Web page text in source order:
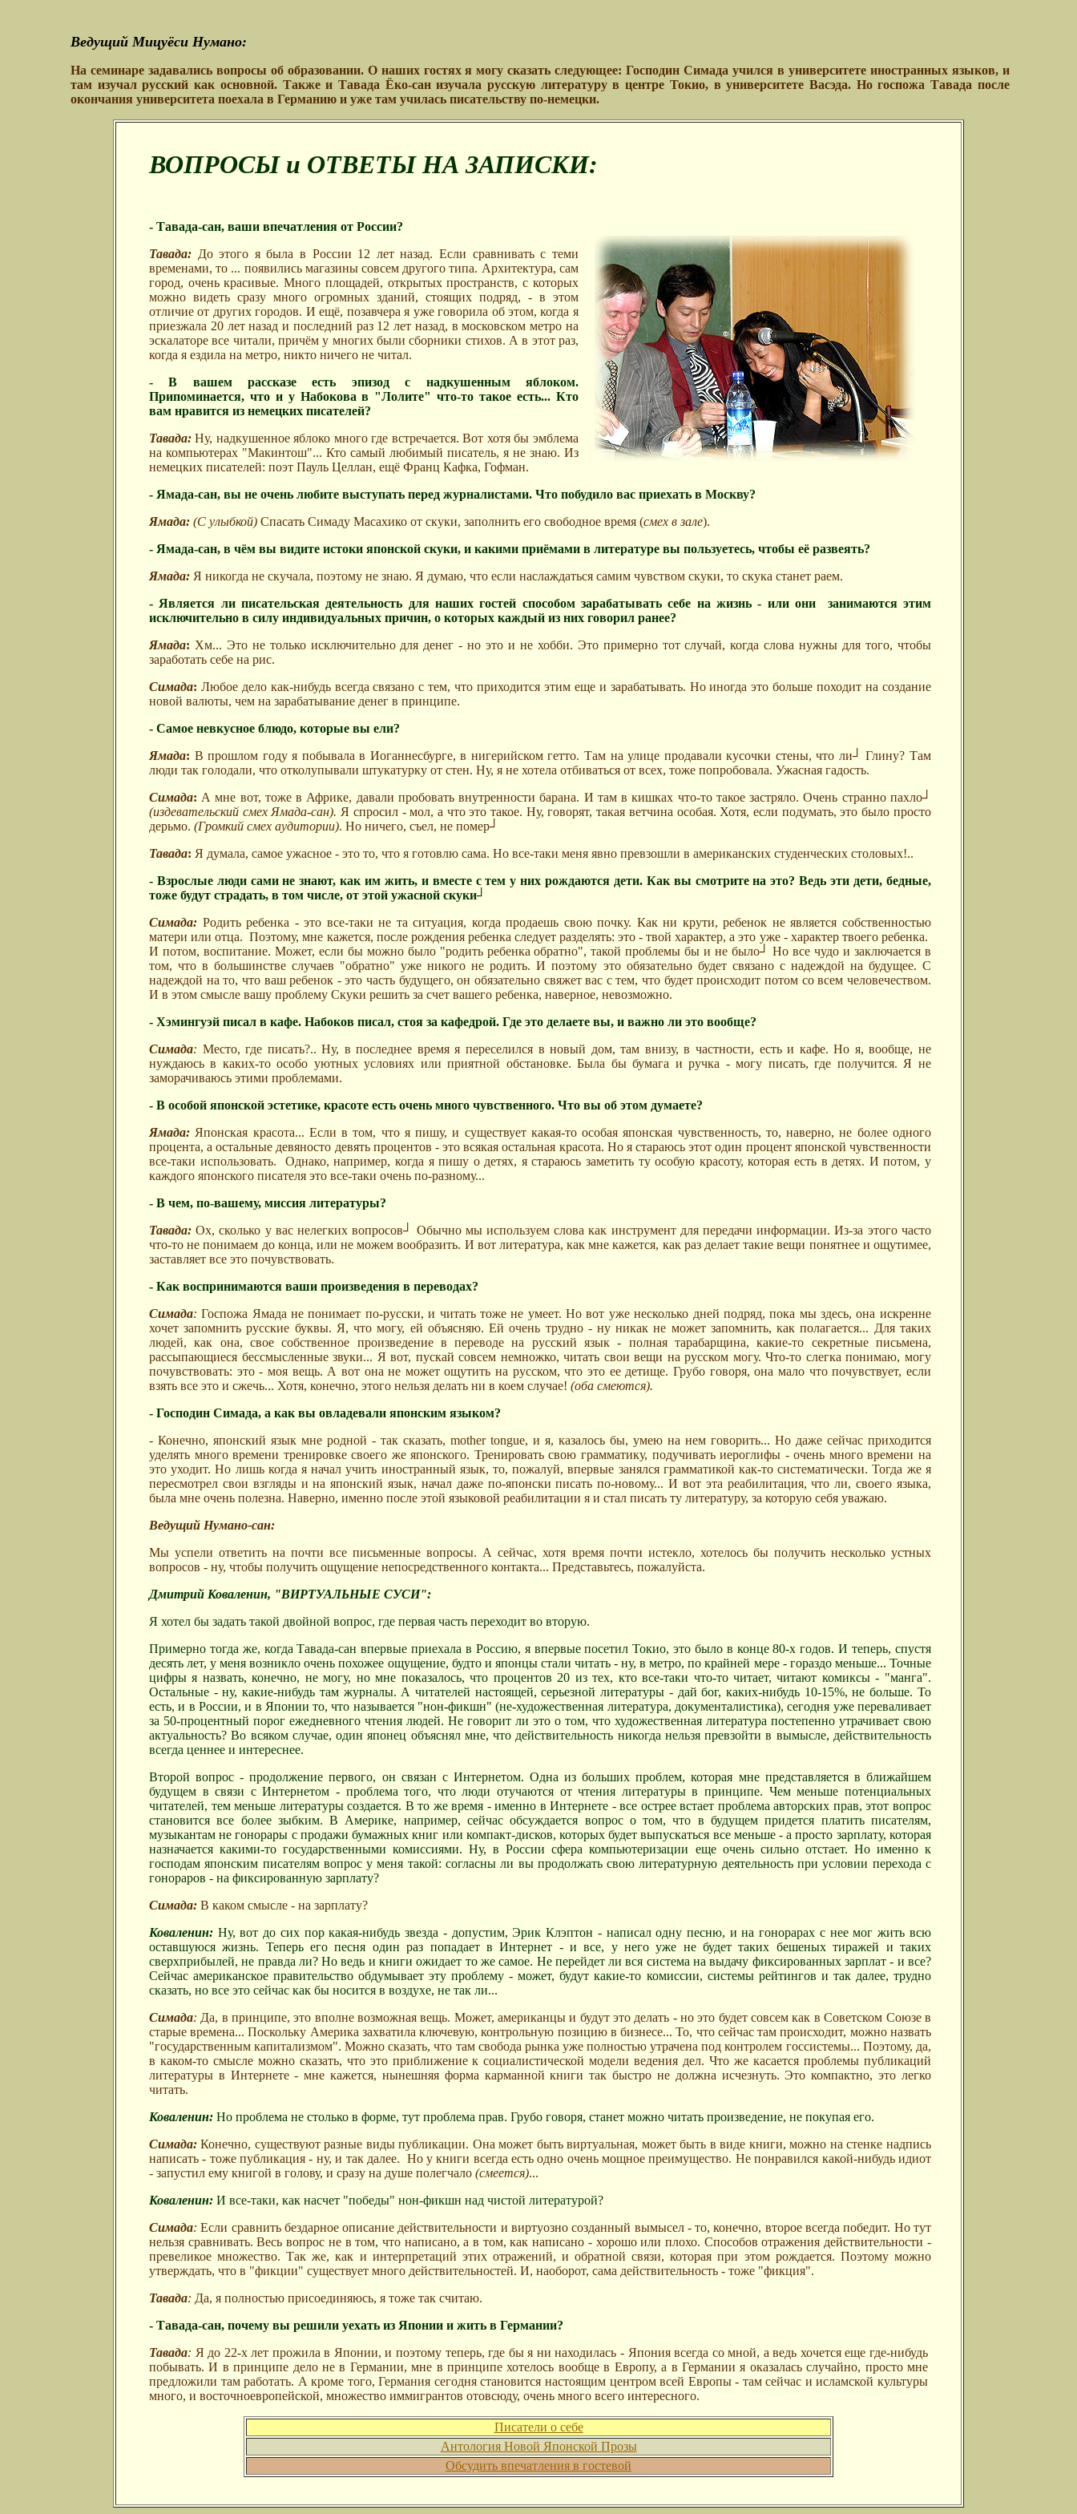
Ведущий Мицуёси Нумано:
На семинаре задавались вопросы об образовании. О наших гостях я могу сказать следующее: Господин Симада учился в университете иностранных языков, и
там изучал русский как основной. Также и Тавада Ёко-сан изучала русскую литературу в центре Токио, в университете Васэда. Но госпожа Тавада после
окончания университета поехала в Германию и уже там училась писательству по-немецки.
ВОПРОСЫ и ОТВЕТЫ НА ЗАПИСКИ:
- Тавада-сан, ваши впечатления от России?
Тавада: До этого я была в России 12 лет назад. Если сравнивать с теми
временами, то ... появились магазины совсем другого типа. Архитектура, сам
город, очень красивые. Много площадей, открытых пространств, с которых
можно видеть сразу много огромных зданий, стоящих подряд, - в этом
отличие от других городов. И ещё, позавчера я уже говорила об этом, когда я
приезжала 20 лет назад и последний раз 12 лет назад, в московском метро на
эскалаторе все читали, причём у многих были сборники стихов. А в этот раз,
когда я ездила на метро, никто ничего не читал.
- В вашем рассказе есть эпизод с надкушенным яблоком.
Припоминается, что и у Набокова в "Лолите" что-то такое есть... Кто
вам нравится из немецких писателей?
Тавада: Ну, надкушенное яблоко много где встречается. Вот хотя бы эмблема
на компьютерах "Макинтош"... Кто самый любимый писатель, я не знаю. Из
немецких писателей: поэт Пауль Целлан, ещё Франц Кафка, Гофман.
- Ямада-сан, вы не очень любите выступать перед журналистами. Что побудило вас приехать в Москву?
Ямада: (С улыбкой) Спасать Симаду Масахико от скуки, заполнить его свободное время (смех в зале).
- Ямада-сан, в чём вы видите истоки японской скуки, и какими приёмами в литературе вы пользуетесь, чтобы её развеять?
Ямада: Я никогда не скучала, поэтому не знаю. Я думаю, что если наслаждаться самим чувством скуки, то скука станет раем.
- Является ли писательская деятельность для наших гостей способом зарабатывать себе на жизнь - или они
занимаются этим
исключительно в силу индивидуальных причин, о которых каждый из них говорил ранее?
Ямада: Хм... Это не только исключительно для денег - но это и не хобби. Это примерно тот случай, когда слова нужны для того, чтобы
заработать себе на рис.
Симада: Любое дело как-нибудь всегда связано с тем, что приходится этим еще и зарабатывать. Но иногда это больше походит на создание
новой валюты, чем на зарабатывание денег в принципе.
- Самое невкусное блюдо, которые вы ели?
Ямада: В прошлом году я побывала в Иоганнесбурге, в нигерийском гетто. Там на улице продавали кусочки стены, что ли┘ Глину? Там
люди так голодали, что отколупывали штукатурку от стен. Ну, я не хотела отбиваться от всех, тоже попробовала. Ужасная гадость.
Симада: А мне вот, тоже в Африке, давали пробовать внутренности барана. И там в кишках что-то такое застряло. Очень странно пахло┘
(издевательский смех Ямада-сан). Я спросил - мол, а что это такое. Ну, говорят, такая ветчина особая. Хотя, если подумать, это было просто
дерьмо. (Громкий смех аудитории). Но ничего, съел, не помер┘
Тавада: Я думала, самое ужасное - это то, что я готовлю сама. Но все-таки меня явно превзошли в американских студенческих столовых!..
- Взрослые люди сами не знают, как им жить, и вместе с тем у них рождаются дети. Как вы смотрите на это? Ведь эти дети, бедные,
тоже будут страдать, в том числе, от этой ужасной скуки┘
Симада: Родить ребенка - это все-таки не та ситуация, когда продаешь свою почку. Как ни крути, ребенок не является собственностью
матери или отца. Поэтому, мне кажется, после рождения ребенка следует разделять: это - твой характер, а это уже - характер твоего ребенка.
И потом, воспитание. Может, если бы можно было "родить ребенка обратно", такой проблемы бы и не было┘ Но все чудо и заключается в
том, что в большинстве случаев "обратно" уже никого не родить. И поэтому это обязательно будет связано с надеждой на будущее. С
надеждой на то, что ваш ребенок - это часть будущего, он обязательно свяжет вас с тем, что будет происходит потом со всем человечеством.
И в этом смысле вашу проблему Скуки решить за счет вашего ребенка, наверное, невозможно.
- Хэмингуэй писал в кафе. Набоков писал, стоя за кафедрой. Где это делаете вы, и важно ли это вообще?
Симада: Место, где писать?.. Ну, в последнее время я переселился в новый дом, там внизу, в частности, есть и кафе. Но я, вообще, не
нуждаюсь в каких-то особо уютных условиях или приятной обстановке. Была бы бумага и ручка - могу писать, где получится. Я не
заморачиваюсь этими проблемами.
- В особой японской эстетике, красоте есть очень много чувственного. Что вы об этом думаете?
Ямада: Японская красота... Если в том, что я пишу, и существует какая-то особая японская чувственность, то, наверно, не более одного
процента, а остальные девяносто девять процентов - это всякая остальная красота. Но я стараюсь этот один процент японской чувственности
все-таки использовать.
Однако, например, когда я пишу о детях, я стараюсь заметить ту особую красоту, которая есть в детях. И потом, у
каждого японского писателя это все-таки очень по-разному...
- В чем, по-вашему, миссия литературы?
Тавада: Ох, сколько у вас нелегких вопросов┘ Обычно мы используем слова как инструмент для передачи информации. Из-за этого часто
что-то не понимаем до конца, или не можем вообразить. И вот литература, как мне кажется, как раз делает такие вещи понятнее и ощутимее,
заставляет все это почувствовать.
- Как воспринимаются ваши произведения в переводах?
Симада: Госпожа Ямада не понимает по-русски, и читать тоже не умеет. Но вот уже несколько дней подряд, пока мы здесь, она искренне
хочет запомнить русские буквы. Я, что могу, ей объясняю. Ей очень трудно - ну никак не может запомнить, как полагается... Для таких
людей, как она, свое собственное произведение в переводе на русский язык - полная тарабарщина, какие-то секретные письмена,
рассыпающиеся бессмысленные звуки... Я вот, пускай совсем немножко, читать свои вещи на русском могу. Что-то слегка понимаю, могу
почувствовать: это - моя вещь. А вот она не может ощутить на русском, что это ее детище. Грубо говоря, она мало что почувствует, если
взять все это и сжечь... Хотя, конечно, этого нельзя делать ни в коем случае! (оба смеются).
- Господин Симада, а как вы овладевали японским языком?
- Конечно, японский язык мне родной - так сказать, mother tongue, и я, казалось бы, умею на нем говорить... Но даже сейчас приходится
уделять много времени тренировке своего же японского. Тренировать свою грамматику, подучивать иероглифы - очень много времени на
это уходит. Но лишь когда я начал учить иностранный язык, то, пожалуй, впервые занялся грамматикой как-то систематически. Тогда же я
пересмотрел свои взгляды и на японский язык, начал даже по-японски писать по-новому... И вот эта реабилитация, что ли, своего языка,
была мне очень полезна. Наверно, именно после этой языковой реабилитации я и стал писать ту литературу, за которую себя уважаю.
Ведущий Нумано-сан:
Мы успели ответить на почти все письменные вопросы. А сейчас, хотя время почти истекло, хотелось бы получить несколько устных
вопросов - ну, чтобы получить ощущение непосредственного контакта... Представьтесь, пожалуйста.
Дмитрий Коваленин, "ВИРТУАЛЬНЫЕ СУСИ":
Я хотел бы задать такой двойной вопрос, где первая часть переходит во вторую.
Примерно тогда же, когда Тавада-сан впервые приехала в Россию, я впервые посетил Токио, это было в конце 80-х годов. И теперь, спустя
десять лет, у меня возникло очень похожее ощущение, будто и японцы стали читать - ну, в метро, по крайней мере - гораздо меньше... Точные
цифры я назвать, конечно, не могу, но мне показалось, что процентов 20 из тех, кто все-таки что-то читает, читают комиксы - "манга".
Остальные - ну, какие-нибудь там журналы. А читателей настоящей, серьезной литературы - дай бог, каких-нибудь 10-15%, не больше. То
есть, и в России, и в Японии то, что называется "нон-фикшн" (не-художественная литература, документалистика), сегодня уже переваливает
за 50-процентный порог ежедневного чтения людей. Не говорит ли это о том, что художественная литература постепенно утрачивает свою
актуальность? Во всяком случае, один японец объяснял мне, что действительность никогда нельзя превзойти в вымысле, действительность
всегда ценнее и интереснее.
Второй вопрос - продолжение первого, он связан с Интернетом. Одна из больших проблем, которая мне представляется в ближайшем
будущем в связи с Интернетом - проблема того, что люди отучаются от чтения литературы в принципе. Чем меньше потенциальных
читателей, тем меньше литературы создается. В то же время - именно в Интернете - все острее встает проблема авторских прав, этот вопрос
становится все более зыбким. В Америке, например, сейчас обсуждается вопрос о том, что в будущем придется платить писателям,
музыкантам не гонорары с продажи бумажных книг или компакт-дисков, которых будет выпускаться все меньше - а просто зарплату, которая
назначается какими-то государственными комиссиями. Ну, в России сфера компьютеризации еще очень сильно отстает. Но именно к
господам японским писателям вопрос у меня такой: согласны ли вы продолжать свою литературную деятельность при условии перехода с
гонораров - на фиксированную зарплату?
Симада: В каком смысле - на зарплату?
Коваленин: Ну, вот до сих пор какая-нибудь звезда - допустим, Эрик Клэптон - написал одну песню, и на гонорарах с нее мог жить всю
оставшуюся жизнь. Теперь его песня один раз попадает в Интернет - и все, у него уже не будет таких бешеных тиражей и таких
сверхприбылей, не правда ли? Но ведь и книги ожидает то же самое. Не перейдет ли вся система на выдачу фиксированных зарплат - и все?
Сейчас американское правительство обдумывает эту проблему - может, будут какие-то комиссии, системы рейтингов и так далее, трудно
сказать, но все это сейчас как бы носится в воздухе, не так ли...
Симада: Да, в принципе, это вполне возможная вещь. Может, американцы и будут это делать - но это будет совсем как в Советском Союзе в
старые времена... Поскольку Америка захватила ключевую, контрольную позицию в бизнесе... То, что сейчас там происходит, можно назвать
"государственным капитализмом". Можно сказать, что там свобода рынка уже полностью утрачена под контролем госсистемы... Поэтому, да,
в каком-то смысле можно сказать, что это приближение к социалистической модели ведения дел. Что же касается проблемы публикаций
литературы в Интернете - мне кажется, нынешняя форма карманной книги так быстро не должна исчезнуть. Это компактно, это легко
читать.
Коваленин: Но проблема не столько в форме, тут проблема прав. Грубо говоря, станет можно читать произведение, не покупая его.
Симада: Конечно, существуют разные виды публикации. Она может быть виртуальная, может быть в виде книги, можно на стенке надпись
написать - тоже публикация - ну, и так далее. Но у книги всегда есть одно очень мощное преимущество. Не понравился какой-нибудь идиот
- запустил ему книгой в голову, и сразу на душе полегчало (смеется)...
Коваленин: И все-таки, как насчет "победы" нон-фикшн над чистой литературой?
Симада: Если сравнить бездарное описание действительности и виртуозно созданный вымысел - то, конечно, второе всегда победит. Но тут
нельзя сравнивать. Весь вопрос не в том, что написано, а в том, как написано - хорошо или плохо. Способов отражения действительности -
превеликое множество. Так же, как и интерпретаций этих отражений, и обратной связи, которая при этом рождается. Поэтому можно
утверждать, что в "фикции" существует много действительностей. И, наоборот, сама действительность - тоже "фикция".
Тавада: Да, я полностью присоединяюсь, я тоже так считаю.
- Тавада-сан, почему вы решили уехать из Японии и жить в Германии?
Тавада: Я до 22-х лет прожила в Японии, и поэтому теперь, где бы я ни находилась - Япония всегда со мной, а ведь хочется еще где-нибудь
побывать. И в принципе дело не в Германии, мне в принципе хотелось вообще в Европу, а в Германии я оказалась случайно, просто мне
предложили там работать. А кроме того, Германия сегодня становится настоящим центром всей Европы - там сейчас и исламской культуры
много, и восточноевропейской, множество иммигрантов отовсюду, очень много всего интересного.
Писатели о себе
Антология Новой Японской Прозы
Обсудить впечатления в гостевой